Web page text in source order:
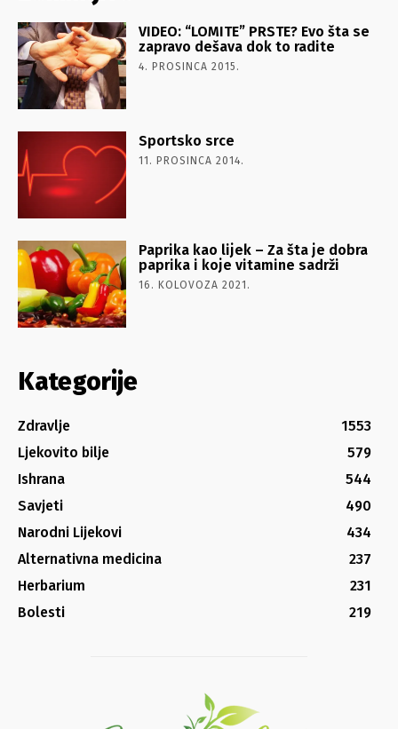
VIDEO: “LOMITE” PRSTE? Evo šta se
zapravo dešava dok to radite
4. PROSINCA 2015.
Sportsko srce
11. PROSINCA 2014.
Paprika kao lijek – Za šta je dobra
paprika i koje vitamine sadrži
16. KOLOVOZA 2021.
Kategorije
Zdravlje
1553
Ljekovito bilje
579
Ishrana
544
Savjeti
490
Narodni Lijekovi
434
Alternativna medicina
237
Herbarium
231
Bolesti
219